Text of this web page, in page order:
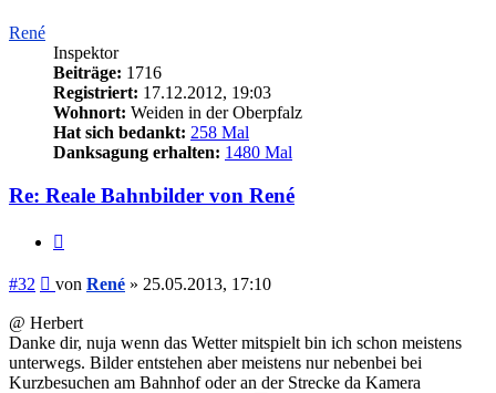
René
Inspektor
Beiträge: 1716
Registriert: 17.12.2012, 19:03
Wohnort: Weiden in der Oberpfalz
Hat sich bedankt: 258 Mal
Danksagung erhalten: 1480 Mal
Re: Reale Bahnbilder von René
#32 Beitrag
von René » 25.05.2013, 17:10
@ Herbert
Danke dir, nuja wenn das Wetter mitspielt bin ich schon meistens
unterwegs. Bilder entstehen aber meistens nur nebenbei bei
Kurzbesuchen am Bahnhof oder an der Strecke da Kamera